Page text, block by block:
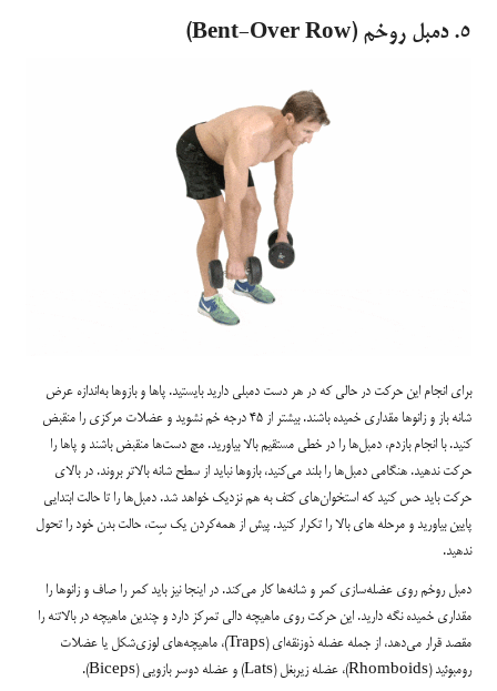
۵. دمبل روخم (Bent-Over Row)
برای انجام این حرکت در حالی‌ که در هر دست دمبلی دارید بایستید. پاها و بازوها به‌اندازه عرض
شانه باز و زانوها مقداری خمیده باشند. بیشتر از ۴۵ درجه خم نشوید و عضلات مرکزی را منقبض
کنید. با انجام بازدم، دمبل‌ها را در خطی مستقیم بالا بیاورید. مچ دست‌ها منقبض باشند و پاها را
حرکت ندهید. هنگامی دمبل‌ها را بلند می‌کنید، بازوها نباید از سطح شانه بالاتر بروند. در بالای
حرکت باید حس کنید که استخوان‌های کتف به هم نزدیک خواهد شد. دمبل‌ها را تا حالت ابتدایی
پایین بیاورید و مرحله های بالا را تکرار کنید. پیش از همه‌کردن یک سِت، حالت بدن خود را تحول
ندهید.
دمبل روخم روی عضله‌سازی کمر و شانه‌ها کار می‌کند. در اینجا نیز باید کمر را صاف و زانوها را
مقداری خمیده نگه دارید. این حرکت روی ماهیچه دالی تمرکز دارد و چندین ماهیچه در بالاتنه را
مقصد قرار می‌دهد، از جمله عضله ذوزنقه‌ای (Traps)، ماهیچه‌های لوزی‌شکل یا عضلات
رومبوئید (Rhomboids)، عضله زیربغل (Lats) و عضله دوسر بازویی (Biceps).